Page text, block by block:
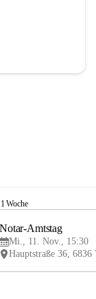
Woche
Notar-Amtstag
Mi., 11. Nov., 15:30